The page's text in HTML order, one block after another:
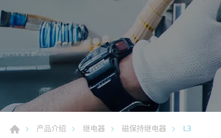
产品介绍 继电器 磁保持继电器 L3